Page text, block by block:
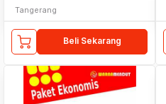
Tangerang
Beli Sekarang